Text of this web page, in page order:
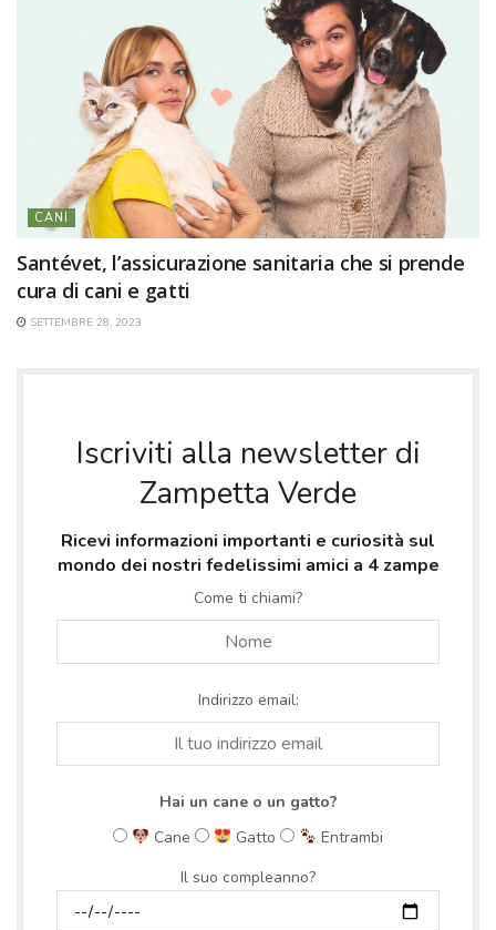
CANI
Santévet, l’assicurazione sanitaria che si prende
cura di cani e gatti
SETTEMBRE 28, 2023
Iscriviti alla newsletter di
Zampetta Verde
Ricevi informazioni importanti e curiosità sul
mondo dei nostri fedelissimi amici a 4 zampe
Come ti chiami?
Indirizzo email:
Hai un cane o un gatto?
Cane
Gatto
Entrambi
Il suo compleanno?